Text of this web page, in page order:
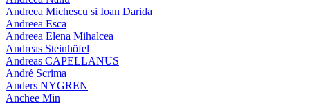
Andreea Michescu si Ioan Darida
Andreea Esca
Andreea Elena Mihalcea
Andreas Steinhöfel
Andreas CAPELLANUS
André Scrima
Anders NYGREN
Anchee Min